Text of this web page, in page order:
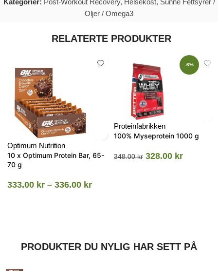
Oljer / Omega3
RELATERTE PRODUKTER
Optimum Nutrition
10 x Optimum Protein Bar, 65-
70 g
333.00 kr – 336.00 kr
-6%
Proteinfabrikken
100% Myseprotein 1000 g
348.00kr 328.00 kr
PRODUKTER DU NYLIG HAR SETT PÅ